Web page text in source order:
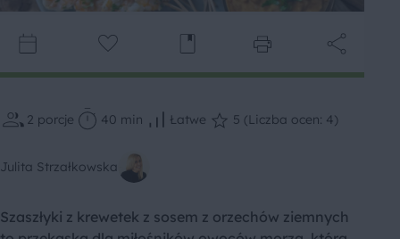
2 porcje 40 min Łatwe 5 (Liczba ocen: 4)
Julita Strzałkowska
Szaszłyki z krewetek z sosem z orzechów ziemnych